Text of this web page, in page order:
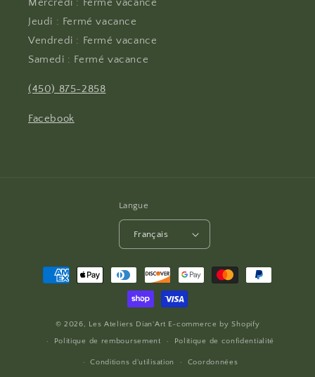
Mercredi : Fermé vacance
Jeudi : Fermé vacance
Vendredi : Fermé vacance
Samedi : Fermé vacance
(450) 875-2858
Facebook
Langue
Français
Moyens
© 2026, Les Ateliers Dian'Art E-commerce byShopify
Politique de remboursement
Politique de confidentialité
Conditions d’utilisation Coordonnées